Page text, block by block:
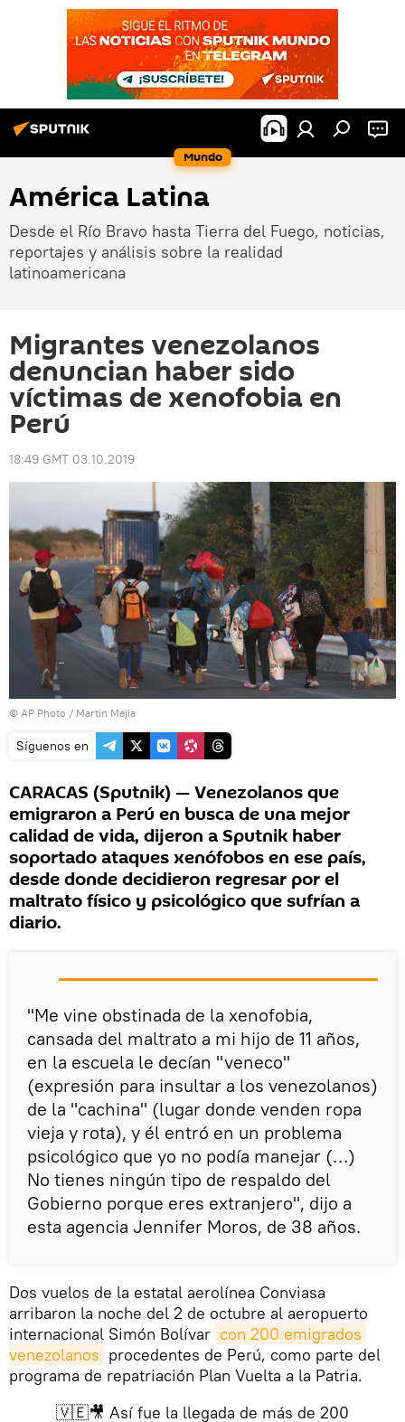
Mundo
América Latina
Desde el Río Bravo hasta Tierra del Fuego, noticias,
reportajes y análisis sobre la realidad
latinoamericana
Migrantes venezolanos
denuncian haber sido
víctimas de xenofobia en
Perú
18:49 GMT 03.10.2019
© AP Photo / Martin Mejia
Síguenos en
CARACAS (Sputnik) — Venezolanos que
emigraron a Perú en busca de una mejor
calidad de vida, dijeron a Sputnik haber
soportado ataques xenófobos en ese país,
desde donde decidieron regresar por el
maltrato físico y psicológico que sufrían a
diario.
"Me vine obstinada de la xenofobia,
cansada del maltrato a mi hijo de 11 años,
en la escuela le decían "veneco"
(expresión para insultar a los venezolanos)
de la "cachina" (lugar donde venden ropa
vieja y rota), y él entró en un problema
psicológico que yo no podía manejar (…)
No tienes ningún tipo de respaldo del
Gobierno porque eres extranjero", dijo a
esta agencia Jennifer Moros, de 38 años.
Dos vuelos de la estatal aerolínea Conviasa
arribaron la noche del 2 de octubre al aeropuerto
internacional Simón Bolívar con 200 emigrados
venezolanos procedentes de Perú, como parte del
programa de repatriación Plan Vuelta a la Patria.
🇻🇪🎥 Así fue la llegada de más de 200